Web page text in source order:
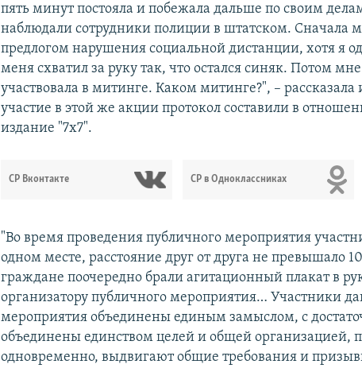
пять минут постояла и побежала дальше по своим
наблюдали сотрудники полиции в штатском. Сначала
предлогом нарушения социальной дистанции, хотя я
меня схватил за руку так, что остался синяк. Потом
участвовала в митинге. Каком митинге?", –
участие в этой же акции протокол составили в
издание "7х7".
СР Вконтакте СР в Одноклассниках
"Во время проведения публичного мероприятия
одном месте, расстояние друг от друга не превышало
граждане поочередно брали агитационный плакат в
организатору публичного мероприятия… Участники
мероприятия объединены единым замыслом, с
объединены единством целей и общей организацией,
одновременно, выдвигают общие требования и